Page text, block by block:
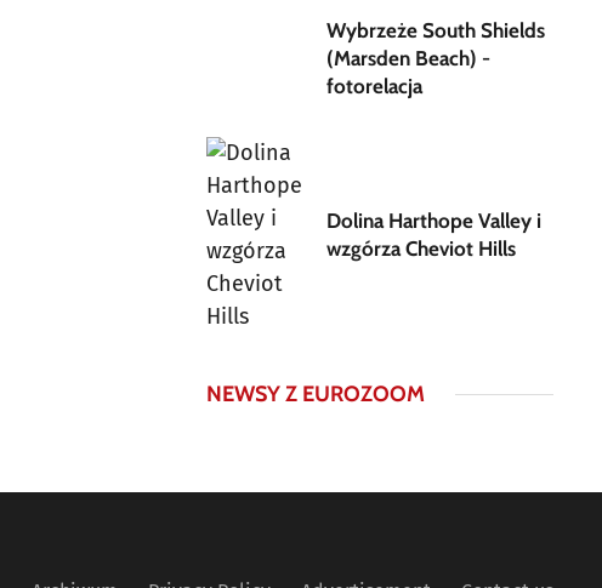
Wybrzeże South Shields
(Marsden Beach) -
fotorelacja
Dolina Harthope Valley i
wzgórza Cheviot Hills
NEWSY Z EUROZOOM